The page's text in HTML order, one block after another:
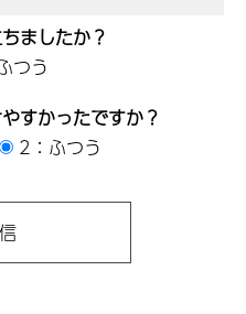
ましたか？
つう
すかったですか？
2：ふつう